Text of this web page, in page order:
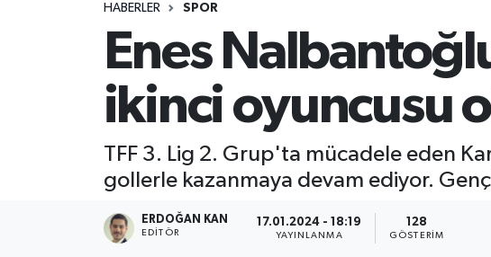
HABERLER SPOR
Enes
ikinci oyuncusu
TFF 3. Lig 2. Grup'ta mücadele eden
gollerle kazanmaya devam ediyor.
ERDOĞAN KAN
EDITÖR
17.01.2024 - 18:19
YAYINLANMA
128
GÖSTERIM
Süper Lig Puan Durumu ve Fikstür
Tüm Manşetler
Son Dakika Haberleri
Haber Arşivi